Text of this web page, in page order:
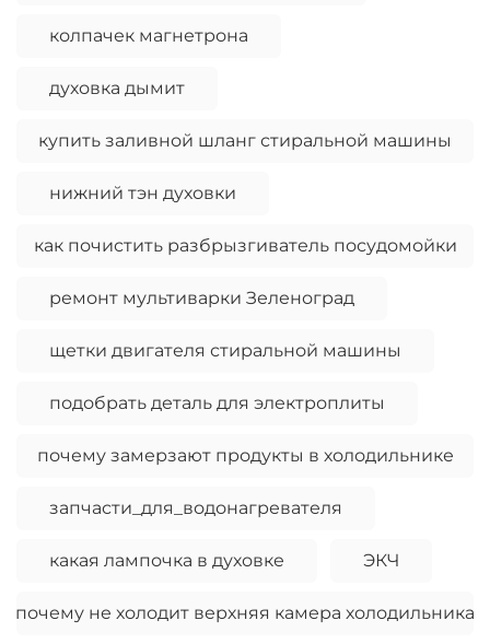
колпачек магнетрона
духовка дымит
купить заливной шланг стиральной машины
нижний тэн духовки
как почистить разбрызгиватель посудомойки
ремонт мультиварки Зеленоград
щетки двигателя стиральной машины
подобрать деталь для электроплиты
почему замерзают продукты в холодильнике
запчасти_для_водонагревателя
какая лампочка в духовке ЭКЧ
почему не холодит верхняя камера холодильника